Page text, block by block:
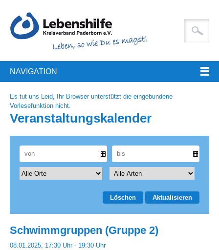
NAVIGATION
Es tut uns Leid, Ihr Browser unterstützt die eingebundene
Vorlesefunktion nicht.
Veranstaltungskalender
Löschen Aktualisieren
Schwimmgruppen (Gruppe 2)
08.01.2025, 17:30 Uhr - 19:30 Uhr